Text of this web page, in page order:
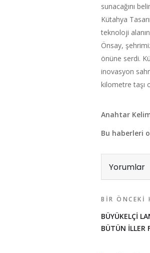
sunacağını
Kütahya
teknoloji
Önsay,
önüne serdi.
inovasyon
kilometre taşı
Anahtar
Bu haberleri
Yorumlar
BIR ÖNCEKI
BÜYÜKELÇİ
BÜTÜN İLLER